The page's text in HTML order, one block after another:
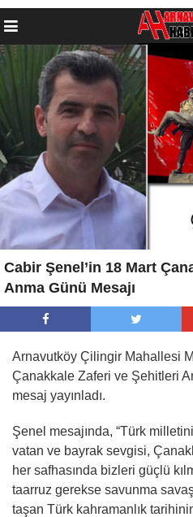
Cabir Şenel’in 18 Mart
Anma Günü Mesajı
Arnavutköy Çilingir Mahallesi
Çanakkale Zaferi ve Şehitleri
mesaj yayınladı.
Şenel mesajında, “Türk
vatan ve bayrak sevgisi,
her safhasında bizleri güçlü
taarruz gerekse savunma
taşan Türk kahramanlık